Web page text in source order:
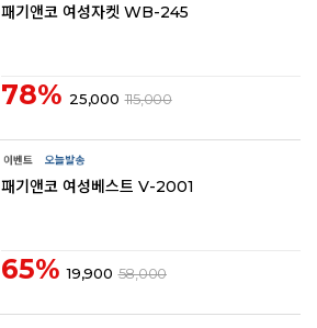
패기앤코 여성자켓 WB-245
78% 25,000 115,000
패기앤코 여성베스트 V-2001
65% 19,900 58,000